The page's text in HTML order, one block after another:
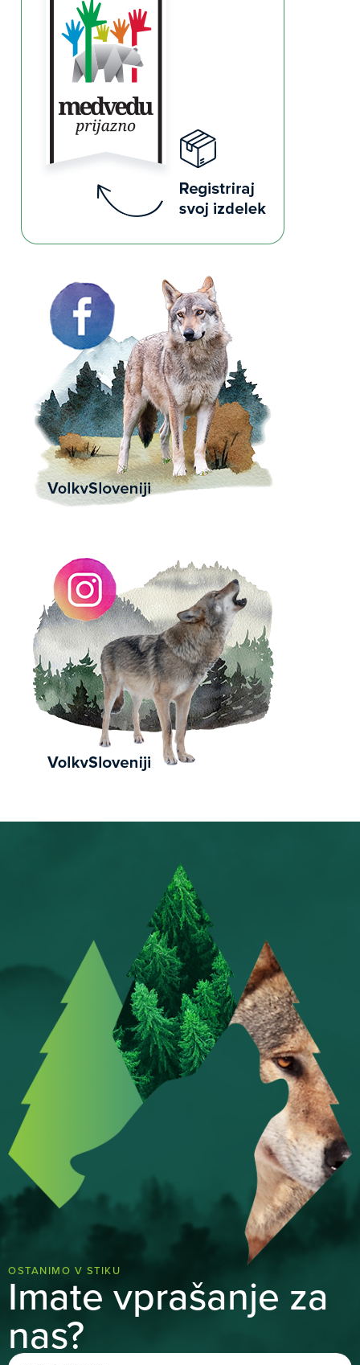
OSTANIMO V STIKU
Imate vprašanje za
nas?